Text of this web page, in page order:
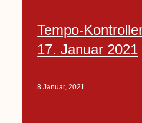
Tempo-
17. Januar 2021
8 Januar, 2021